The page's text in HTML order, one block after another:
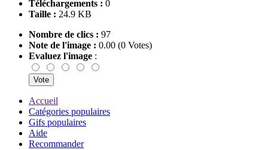
Téléchargements : 0
Taille : 24.9 KB
Nombre de clics : 97
Note de l'image : 0.00 (0 Votes)
Evaluez l'image :
Accueil
Catégories populaires
Gifs populaires
Aide
Recommander